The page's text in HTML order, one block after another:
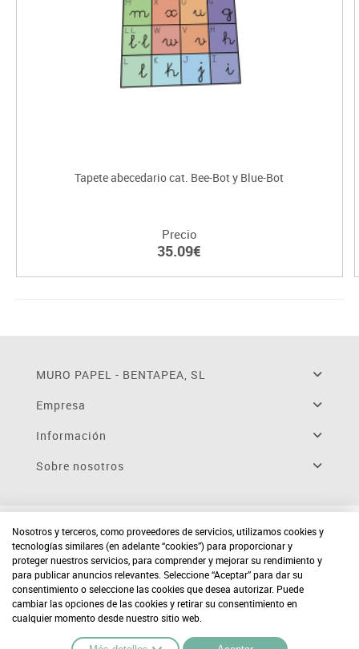
Tapete abecedario cat. Bee-Bot y Blue-Bot
Precio
35.09€
MURO PAPEL - BENTAPEA, SL
Empresa
Información
Sobre nosotros
Nosotros y terceros, como proveedores de servicios, utilizamos cookies y
tecnologías similares (en adelante “cookies”) para proporcionar y
proteger nuestros servicios, para comprender y mejorar su rendimiento y
para publicar anuncios relevantes. Seleccione “Aceptar” para dar su
consentimiento o seleccione las cookies que desea autorizar. Puede
cambiar las opciones de las cookies y retirar su consentimiento en
cualquier momento desde nuestro sitio web.